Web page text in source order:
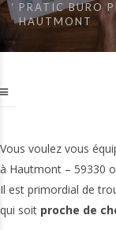
PRATIC BURO
HAUTMONT
Vous voulez vous
à Hautmont – 59330
Il est primordial de
qui soit proche de